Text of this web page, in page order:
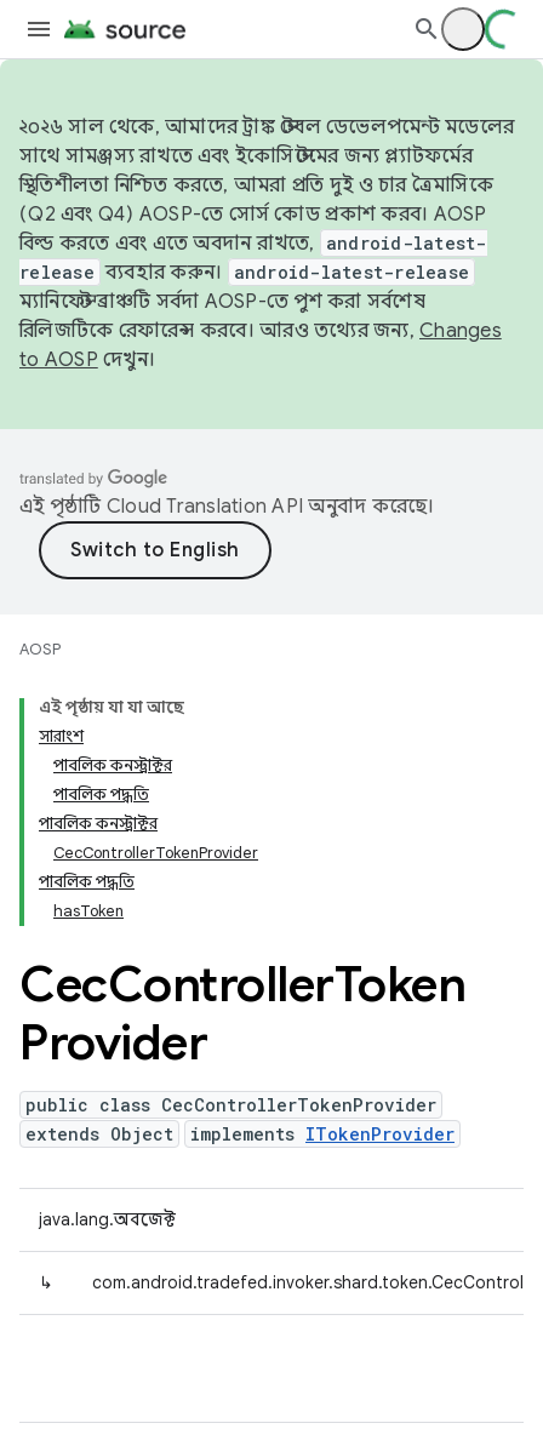
২০২৬ সাল থেকে, আমাদের ট্রাঙ্ক স্টেবল ডেভেলপমেন্ট মডেলের
সাথে সামঞ্জস্য রাখতে এবং ইকোসিস্টেমের জন্য প্ল্যাটফর্মের
স্থিতিশীলতা নিশ্চিত করতে, আমরা প্রতি দুই ও চার ত্রৈমাসিকে
(Q2 এবং Q4) AOSP-তে সোর্স কোড প্রকাশ করব। AOSP
বিল্ড করতে এবং এতে অবদান রাখতে,
android-latest-
release ব্যবহার করুন। android-latest-release
ম্যানিফেস্ট ব্রাঞ্চটি সর্বদা AOSP-তে পুশ করা সর্বশেষ
রিলিজটিকে রেফারেন্স করবে। আরও তথ্যের জন্য, Changes
to AOSP দেখুন।
এই পৃষ্ঠাটি Cloud Translation API অনুবাদ করেছে।
AOSP
এই পৃষ্ঠায় যা যা আছে
সারাংশ
পাবলিক কনস্ট্রাক্টর
পাবলিক পদ্ধতি
পাবলিক কনস্ট্রাক্টর
CecControllerTokenProvider
পাবলিক পদ্ধতি
hasToken
CecControllerToken
Provider
public class CecControllerTokenProvider
extends Object
implements ITokenProvider
java.lang.অবজেক্ট
↳